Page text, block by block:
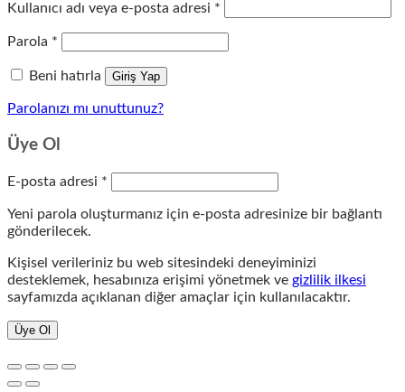
Kullanıcı adı veya e-posta adresi *
Parola *
Beni hatırla Giriş Yap
Parolanızı mı unuttunuz?
Üye Ol
E-posta adresi *
Yeni parola oluşturmanız için e-posta adresinize bir bağlantı
gönderilecek.
Kişisel verileriniz bu web sitesindeki deneyiminizi
desteklemek, hesabınıza erişimi yönetmek ve gizlilik ilkesi
sayfamızda açıklanan diğer amaçlar için kullanılacaktır.
Üye Ol